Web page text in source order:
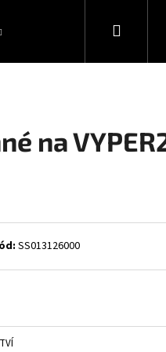
KOLEKCE SNAKESUB &
Hledat
na
SS013126000